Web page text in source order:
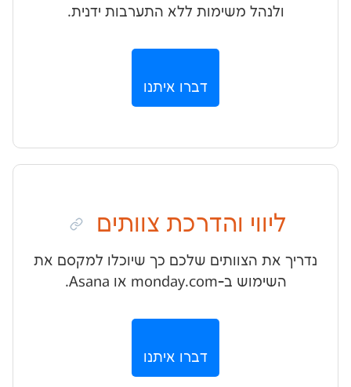
משימות ללא התערבות ידנית.
והדרכת צוותים
הצוותים שלכם כך שיוכלו למקסם את